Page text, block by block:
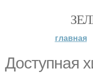
главная
Доступная